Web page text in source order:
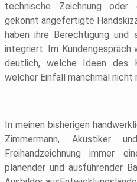
technische Zeichnung
gekonnt angefertigte
haben ihre Berechtigung und
integriert. Im Kundengespräch
deutlich, welche Ideen des
welcher Einfall manchmal nicht
In meinen bisherigen
Zimmermann, Akustiker
Freihandzeichnung immer
planender und ausführender